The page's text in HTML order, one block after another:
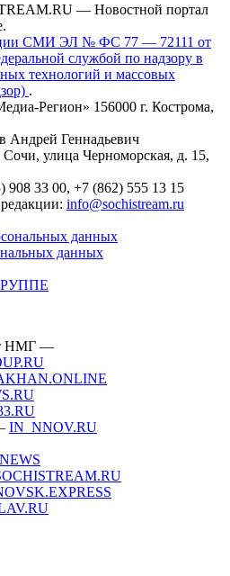
— Новостной портал
СМИ ЭЛ № ФС 77 — 72111 от
службой по надзору в
технологий и массовых
.
Регион» 156000 г. Кострома,
Андрей Геннадьевич
улица Черноморская, д. 15,
908 33 00, +7 (862) 555 13 15
info@sochistream.ru
данных
данных
НМГ —
IN_NNOV.RU